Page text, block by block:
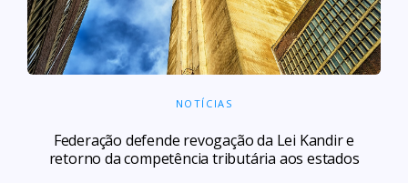
NOTÍCIAS
Federação defende revogação da Lei Kandir e
retorno da competência tributária aos estados